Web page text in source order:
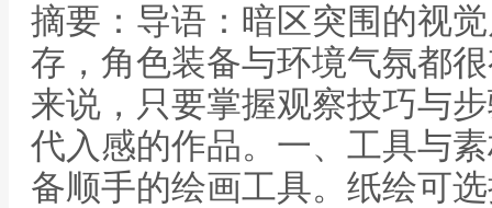
摘要：导语：暗区突围的视
存，角色装备与环境气氛都
来说，只要掌握观察技巧与
代入感的作品。一、工具与
备顺手的绘画工具。纸绘可